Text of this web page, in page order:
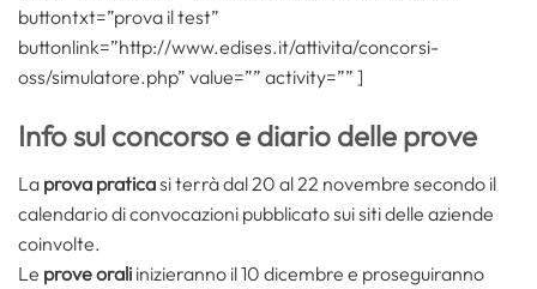
buttontxt=”prova il test”
buttonlink=”http://www.edises.it/attivita/concorsi-
oss/simulatore.php” value=”” activity=”” ]
Info sul concorso e diario delle prove
La prova praticasi terrà dal 20 al 22 novembre secondo il
calendario di convocazioni pubblicato sui siti delle aziende
coinvolte.
Le prove orali inizieranno il 10 dicembre e proseguiranno